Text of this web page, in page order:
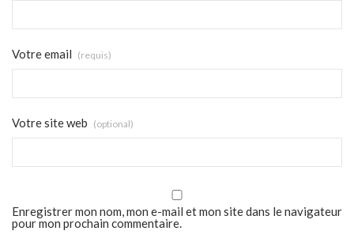
Votre email (requis)
Votre site web (optional)
Enregistrer mon nom, mon e-mail et mon site dans le navigateur
pour mon prochain commentaire.